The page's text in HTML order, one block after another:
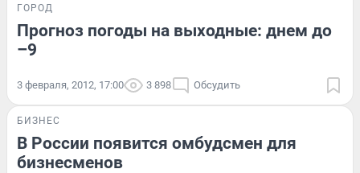
ГОРОД
Прогноз погоды на выходные: днем до
–9
3 февраля, 2012, 17:00 3 898 Обсудить
БИЗНЕС
В России появится омбудсмен для
бизнесменов